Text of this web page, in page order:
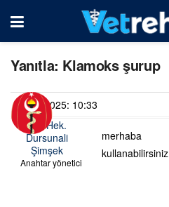
Yanıtla: Klamoks şurup
26/04/2025: 10:33
Vet. Hek.
Dursunali
Şimşek
Anahtar yönetici
merhaba
kullanabilirsiniz